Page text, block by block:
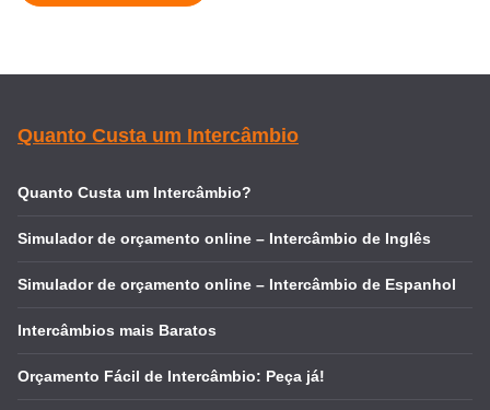
Quanto Custa um Intercâmbio
Quanto Custa um Intercâmbio?
Simulador de orçamento online – Intercâmbio de Inglês
Simulador de orçamento online – Intercâmbio de Espanhol
Intercâmbios mais Baratos
Orçamento Fácil de Intercâmbio: Peça já!